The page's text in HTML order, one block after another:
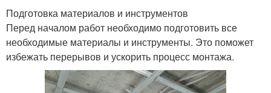
Подготовка материалов и инструментов
Перед началом работ необходимо подготовить все
необходимые материалы и инструменты. Это поможет
избежать перерывов и ускорить процесс монтажа.